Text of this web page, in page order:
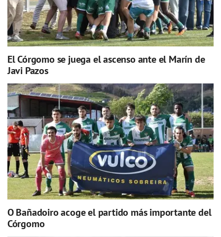
El Córgomo se juega el ascenso ante el Marín de
Javi Pazos
O Bañadoiro acoge el partido más importante del
Córgomo